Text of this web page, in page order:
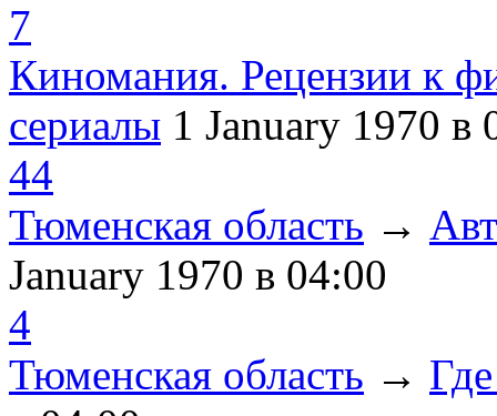
7
Киномания. Рецензии к
сериалы 1 January 1970 в
44
Тюменская область →
January 1970 в 04:00
4
Тюменская область →